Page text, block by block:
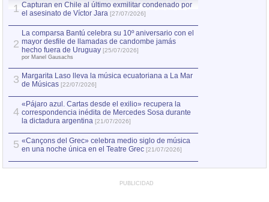
1 Capturan en Chile al último exmilitar condenado por
el asesinato de Víctor Jara [27/07/2026]
2
La comparsa Bantú celebra su 10º aniversario con el
mayor desfile de llamadas de candombe jamás
hecho fuera de Uruguay [25/07/2026]
por Manel Gausachs
3 Margarita Laso lleva la música ecuatoriana a La Mar
de Músicas [22/07/2026]
4
«Pájaro azul. Cartas desde el exilio» recupera la
correspondencia inédita de Mercedes Sosa durante
la dictadura argentina [21/07/2026]
5 «Cançons del Grec» celebra medio siglo de música
en una noche única en el Teatre Grec [21/07/2026]
PUBLICIDAD